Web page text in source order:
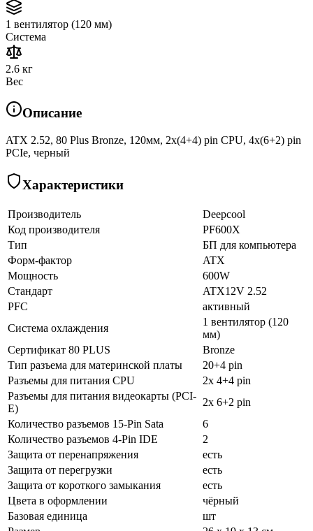
1 вентилятор (120 мм)
Система
2.6 кг
Вес
Описание
ATX 2.52, 80 Plus Bronze, 120мм, 2x(4+4) pin CPU, 4х(6+2) pin
PCIe, черный
Характеристики
Производитель
Deepcool
Код производителя
PF600X
Тип
БП для компьютера
Форм-фактор
ATX
Мощность
600W
Стандарт
ATX12V 2.52
PFC
активный
Система охлаждения
1 вентилятор (120
мм)
Сертификат 80 PLUS
Bronze
Тип разъема для материнской платы
20+4 pin
Разъемы для питания CPU
2x 4+4 pin
Разъемы для питания видеокарты (PCI-
E)
2x 6+2 pin
Количество разъемов 15-Pin Sata
6
Количество разъемов 4-Pin IDE
2
Защита от перенапряжения
есть
Защита от перегрузки
есть
Защита от короткого замыкания
есть
Цвета в оформлении
чёрный
Базовая единица
шт